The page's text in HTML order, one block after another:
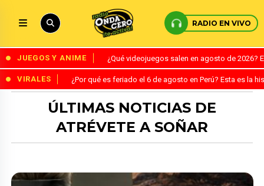
RADIO EN VIVO
JUEGOS Y ANIME ¿Qué videojuegos salen en agosto de
VIRALES ¿Por qué es feriado el 6 de agosto en Perú? Esta es la
ÚLTIMAS NOTICIAS DE
ATRÉVETE A SOÑAR